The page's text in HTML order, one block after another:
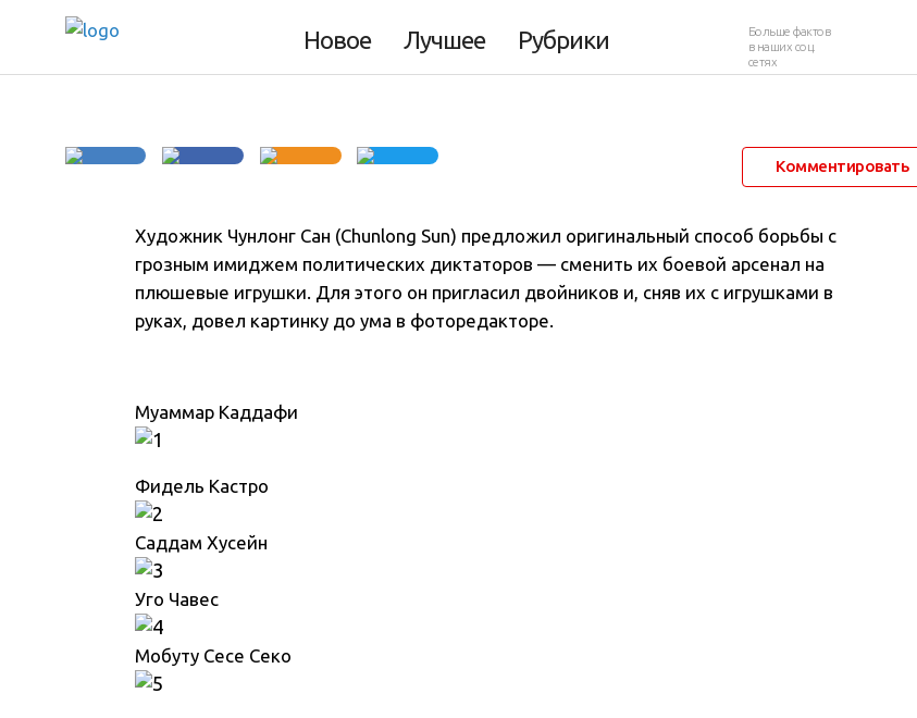
Новое Лучшее Рубрики
Больше фактов
в наших соц.
сетях
Комментировать
Художник Чунлонг Сан (Chunlong Sun) предложил оригинальный способ борьбы с
грозным имиджем политических диктаторов — сменить их боевой арсенал на
плюшевые игрушки. Для этого он пригласил двойников и, сняв их с игрушками в
руках, довел картинку до ума в фоторедакторе.
Муаммар Каддафи
Фидель Кастро
Саддам Хусейн
Уго Чавес
Мобуту Сесе Секо